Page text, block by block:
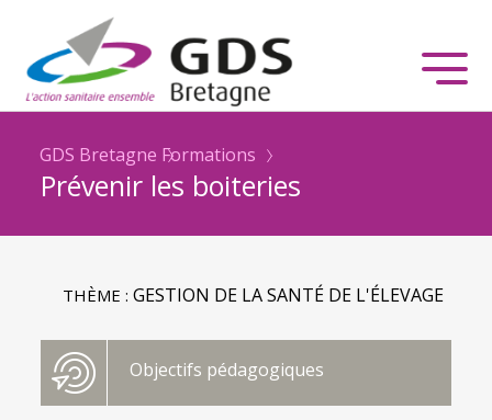
GDS Bretagne Formations
Prévenir les boiteries
THÈME :GESTION DE LA SANTÉ DE L'ÉLEVAGE
Objectifs pédagogiques